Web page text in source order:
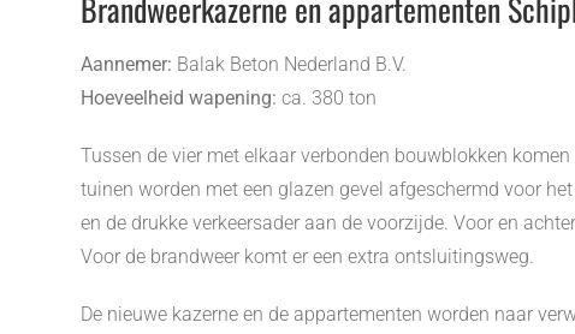
Aannemer: Balak Beton Nederland B.V.
Hoeveelheid wapening: ca. 380 ton
Tussen de vier met elkaar verbonden bouwblokken
tuinen worden met een glazen gevel afgeschermd voor
en de drukke verkeersader aan de voorzijde. Voor en
Voor de brandweer komt er een extra ontsluitingsweg.
De nieuwe kazerne en de appartementen worden naar